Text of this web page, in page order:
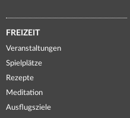
FREIZEIT
Veranstaltungen
Spielplätze
Rezepte
Meditation
Ausflugsziele